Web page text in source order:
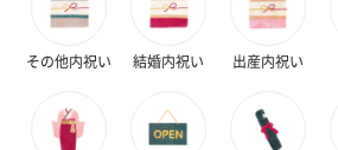
その他内祝い 結婚内祝い 出産内祝い